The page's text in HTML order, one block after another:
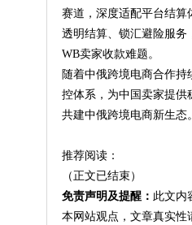
赛道，深度适配平台结算
透明结算、锁汇避险服务
WB卖家收款难题。
随着中俄跨境电商合作
控体系，为中国卖家提供
共建中俄跨境电商新生态。
推荐阅读：
（正文已结束）
免责声明及提醒： 此文内
本网站观点，文章真实性